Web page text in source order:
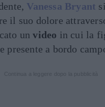
Vanessa Bryant
il suo dolore
unvideo in cui la
presente a bordo